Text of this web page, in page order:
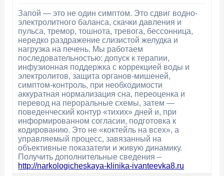
Запой — это не один симптом. Это сдвиг водно-
электролитного баланса, скачки давления и
пульса, тремор, тошнота, тревога, бессонница,
нередко раздражение слизистой желудка и
нагрузка на печень. Мы работаем
последовательностью: допуск к терапии,
инфузионная поддержка с коррекцией воды и
электролитов, защита органов-мишеней,
симптом-контроль, при необходимости
аккуратная нормализация сна, переоценка и
перевод на пероральные схемы, затем —
поведенческий контур «тихих» дней и, при
информированном согласии, подготовка к
кодированию. Это не «коктейль на всех», а
управляемый процесс, завязанный на
объективные показатели и живую динамику.
Получить дополнительные сведения –
http://narkologicheskaya-klinika-ivanteevka8.ru